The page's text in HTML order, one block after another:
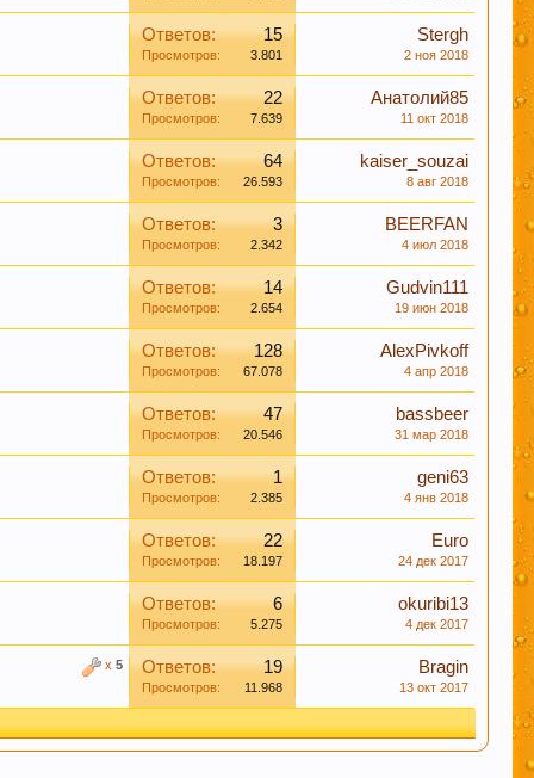
(все разделы форума кроме "флэйм, флуд, оффтопик")
ценную информацию, но при этом написаны "не там
по поводу поиска нужной темы – этот
ценности! СПАСИБО
нами Ваших файлов cookie.
Узнать
Ответов: 15
Просмотров: 3.801
Stergh
2 ноя 2018
Ответов: 22
Просмотров: 7.639
Анатолий85
11 окт 2018
Ответов: 64
Просмотров: 26.593
kaiser_souzai
8 авг 2018
Ответов: 3
Просмотров: 2.342
BEERFAN
4 июл 2018
Ответов: 14
Просмотров: 2.654
Gudvin111
19 июн 2018
Ответов: 128
Просмотров: 67.078
AlexPivkoff
4 апр 2018
Ответов: 47
Просмотров: 20.546
bassbeer
31 мар 2018
Ответов: 1
Просмотров: 2.385
geni63
4 янв 2018
Ответов: 22
Просмотров: 18.197
Euro
24 дек 2017
Ответов: 6
Просмотров: 5.275
okuribi13
4 дек 2017
x5 Ответов: 19
Просмотров: 11.968
Bragin
13 окт 2017